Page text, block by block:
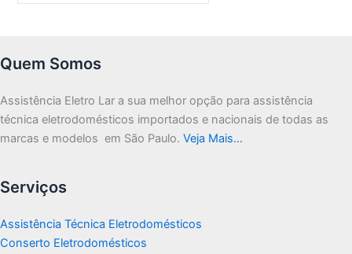
Quem Somos
Assistência Eletro Lar a sua melhor opção para assistência
técnica eletrodomésticos importados e nacionais de todas as
marcas e modelos em São Paulo. Veja Mais…
Serviços
Assistência Técnica Eletrodomésticos
Conserto Eletrodomésticos